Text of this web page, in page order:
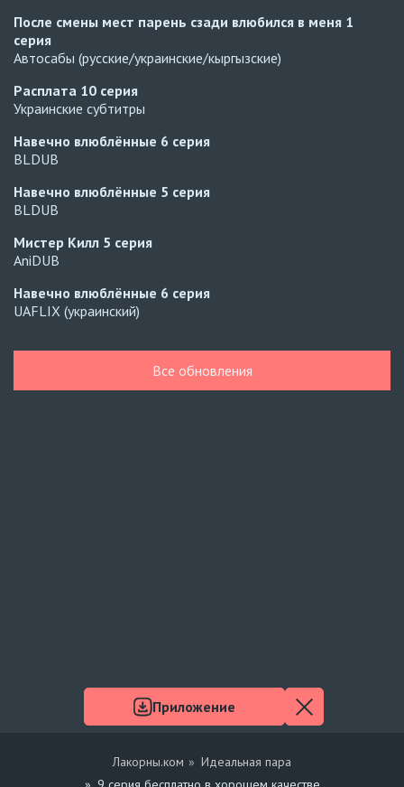
После смены мест парень сзади влюбился в меня 1
серия
Автосабы (русские/украинские/кыргызские)
Расплата 10 серия
Украинские субтитры
Навечно влюблённые 6 серия
BLDUB
Навечно влюблённые 5 серия
BLDUB
Мистер Килл 5 серия
AniDUB
Навечно влюблённые 6 серия
UAFLIX (украинский)
Навечно влюблённые4 серия
Все обновления
Лакорны.ком
Идеальная пара
Приложение